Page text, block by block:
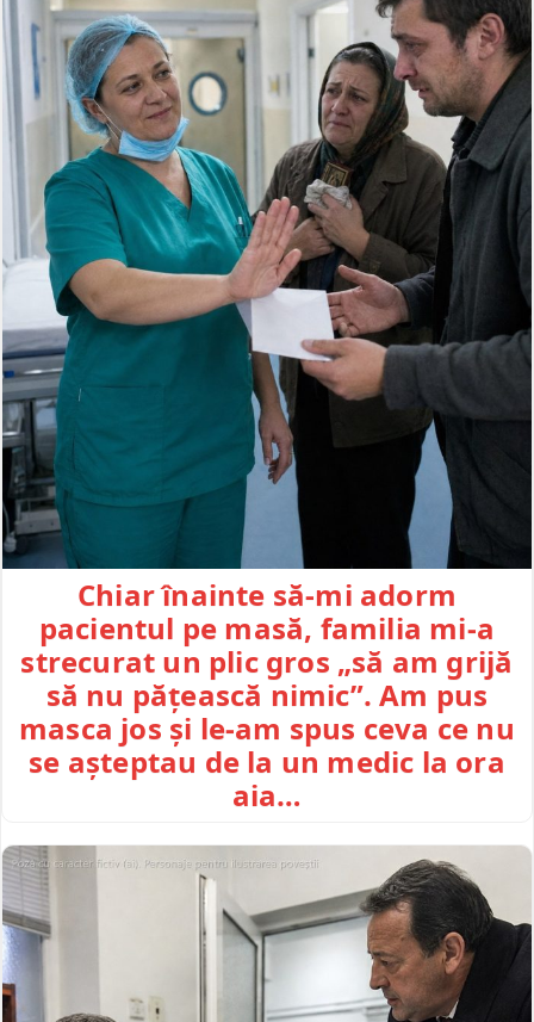
Chiar înainte să-mi adorm
pacientul pe masă, familia mi-a
strecurat un plic gros „să am grijă
să nu pățească nimic”. Am pus
masca jos și le-am spus ceva ce nu
se așteptau de la un medic la ora
aia…